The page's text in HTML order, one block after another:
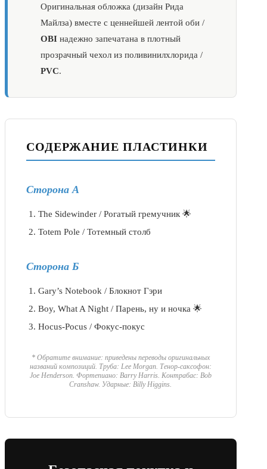
Оригинальная обложка (дизайн Рида
Майлза) вместе с ценнейшей лентой оби /
OBI надежно запечатана в плотный
прозрачный чехол из поливинилхлорида /
PVC.
СОДЕРЖАНИЕ ПЛАСТИНКИ
Сторона А
The Sidewinder / Рогатый гремучник 🌟
Totem Pole / Тотемный столб
Сторона Б
Gary’s Notebook / Блокнот Гэри
Boy, What A Night / Парень, ну и ночка 🌟
Hocus-Pocus / Фокус-покус
* Обратите внимание: приведены переводы оригинальных
названий композиций. Труба: Lee Morgan. Тенор-саксофон:
Joe Henderson. Фортепиано: Barry Harris. Контрабас: Bob
Cranshaw. Ударные: Billy Higgins.